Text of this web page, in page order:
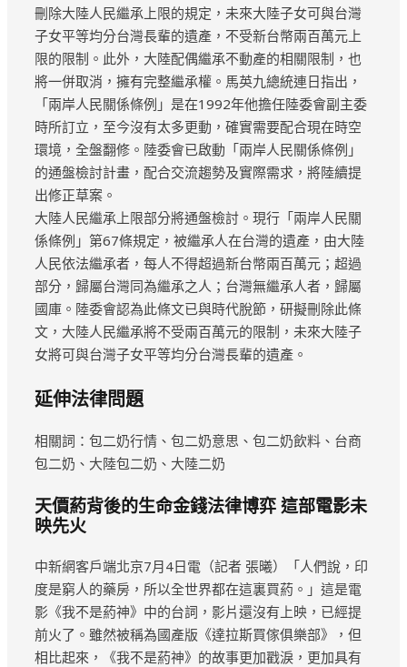
刪除大陸人民繼承上限的規定，未來大陸子女可與台灣
子女平等均分台灣長輩的遺產，不受新台幣兩百萬元上
限的限制。此外，大陸配偶繼承不動產的相關限制，也
將一併取消，擁有完整繼承權。馬英九總統連日指出，
「兩岸人民關係條例」是在1992年他擔任陸委會副主委
時所訂立，至今沒有太多更動，確實需要配合現在時空
環境，全盤翻修。陸委會已啟動「兩岸人民關係條例」
的通盤檢討計畫，配合交流趨勢及實際需求，將陸續提
出修正草案。
大陸人民繼承上限部分將通盤檢討。現行「兩岸人民關
係條例」第67條規定，被繼承人在台灣的遺產，由大陸
人民依法繼承者，每人不得超過新台幣兩百萬元；超過
部分，歸屬台灣同為繼承之人；台灣無繼承人者，歸屬
國庫。陸委會認為此條文已與時代脫節，研擬刪除此條
文，大陸人民繼承將不受兩百萬元的限制，未來大陸子
女將可與台灣子女平等均分台灣長輩的遺產。
延伸法律問題
相關詞：包二奶行情、包二奶意思、包二奶飲料、台商
包二奶、大陸包二奶、大陸二奶
天價葯背後的生命金錢法律博弈 這部電影未
映先火
中新網客戶端北京7月4日電（記者 張曦）「人們說，印
度是窮人的藥房，所以全世界都在這裏買葯。」這是電
影《我不是葯神》中的台詞，影片還沒有上映，已經提
前火了。雖然被稱為國產版《達拉斯買傢俱樂部》，但
相比起來，《我不是葯神》的故事更加戳淚，更加具有